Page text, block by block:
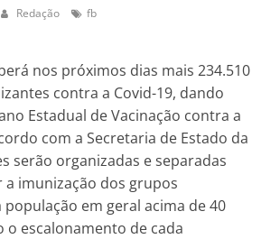
Redação fb
nos próximos dias mais 234.510
contra a Covid-19, dando
Estadual de Vacinação contra a
com a Secretaria de Estado da
serão organizadas e separadas
imunização dos grupos
em geral acima de 40
o escalonamento de cada